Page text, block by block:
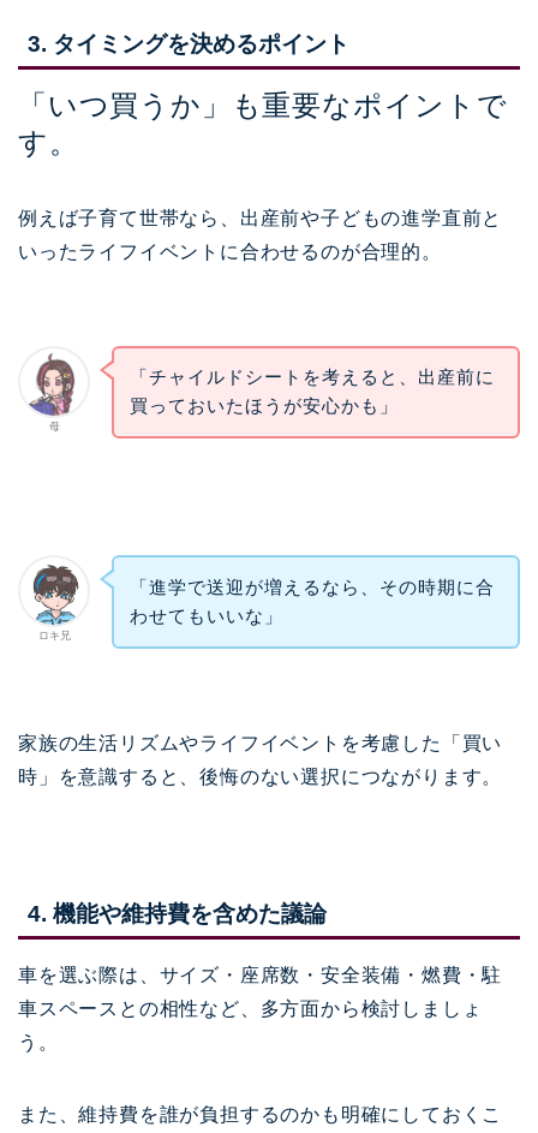
3. タイミングを決めるポイント
「いつ買うか」も重要なポイントで
す。
例えば子育て世帯なら、出産前や子どもの進学直前と
いったライフイベントに合わせるのが合理的。
母
「チャイルドシートを考えると、出産前に
買っておいたほうが安心かも」
ロキ兄
「進学で送迎が増えるなら、その時期に合
わせてもいいな」
家族の生活リズムやライフイベントを考慮した「買い
時」を意識すると、後悔のない選択につながります。
4. 機能や維持費を含めた議論
車を選ぶ際は、サイズ・座席数・安全装備・燃費・駐
車スペースとの相性など、多方面から検討しましょ
う。
また、維持費を誰が負担するのかも明確にしておくこ